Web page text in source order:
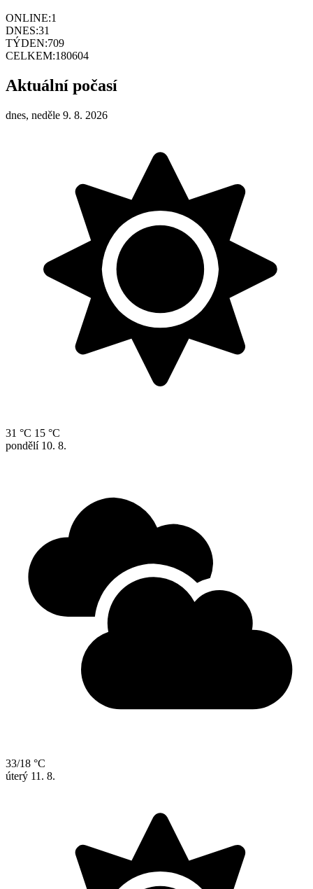
ONLINE:1
DNES:31
TÝDEN:709
CELKEM:180604
Aktuální počasí
dnes, neděle 9. 8. 2026
31 °C 15 °C
pondělí 10. 8.
33/18 °C
úterý 11. 8.